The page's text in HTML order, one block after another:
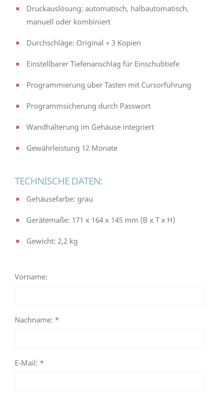
Druckauslösung: automatisch, halbautomatisch,
manuell oder kombiniert
Durchschläge: Original + 3 Kopien
Einstellbarer Tiefenanschlag für Einschubtiefe
Programmierung über Tasten mit Cursorführung
Programmsicherung durch Passwort
Wandhalterung im Gehäuse integriert
Gewährleistung 12 Monate
TECHNISCHE DATEN:
Gehäusefarbe: grau
Gerätemaße: 171 x 164 x 145 mm (B x T x H)
Gewicht: 2,2 kg
Vorname:
Nachname: *
E-Mail: *